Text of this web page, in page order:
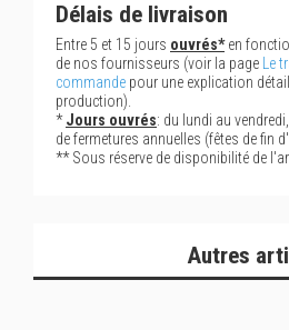
Délais de livraison
Entre 5 et 15 jours ouvrés*en
de nos fournisseurs (voir la page
Le
commande pour une explication
production).
*Jours ouvrés: du lundi au
de fermetures annuelles (fêtes de fin
** Sous réserve de disponibilité de
Autres